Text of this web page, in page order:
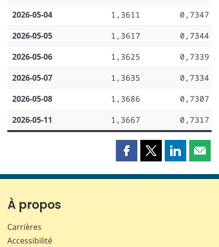
2026-05-04
1,3611
0,7347
2026-05-05
1,3617
0,7344
2026-05-06
1,3625
0,7339
2026-05-07
1,3635
0,7334
2026-05-08
1,3686
0,7307
2026-05-11
1,3667 0,7317
Partager
page
Partager
page
Partager
page page
À propos
Carrières
Accessibilité